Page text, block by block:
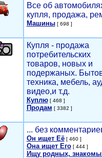
Все об
купля, продажа,
Машины[ 698 ]
Купля - продажа
потребительских
товаров, новых и
подержаных.
техника, мебель,
видео,и т.д.
Куплю[ 468 ]
Продам [ 3382 ]
... без
Он ищет Её[ 460 ]
Она ищет Его[ 444 ]
Ищу родных,